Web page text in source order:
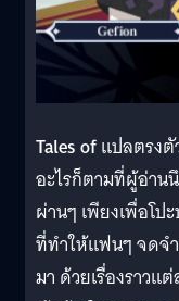
Tales ofแปลตรงตั
อะไรก็ตามที่ผู้อ่าน
ผ่านๆ เพียงเพื่อโ
ที่ทำให้แฟนๆ จดจ
มา ด้วยเรื่องราวแ